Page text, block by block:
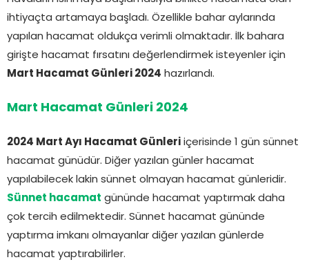
ihtiyaçta artamaya başladı. Özellikle bahar aylarında
yapılan hacamat oldukça verimli olmaktadır. İlk bahara
girişte hacamat fırsatını değerlendirmek isteyenler için
Mart Hacamat Günleri 2024 hazırlandı.
Mart Hacamat Günleri 2024
2024 Mart Ayı Hacamat Günleri içerisinde 1 gün sünnet
hacamat günüdür. Diğer yazılan günler hacamat
yapılabilecek lakin sünnet olmayan hacamat günleridir.
Sünnet hacamat gününde hacamat yaptırmak daha
çok tercih edilmektedir. Sünnet hacamat gününde
yaptırma imkanı olmayanlar diğer yazılan günlerde
hacamat yaptırabilirler.